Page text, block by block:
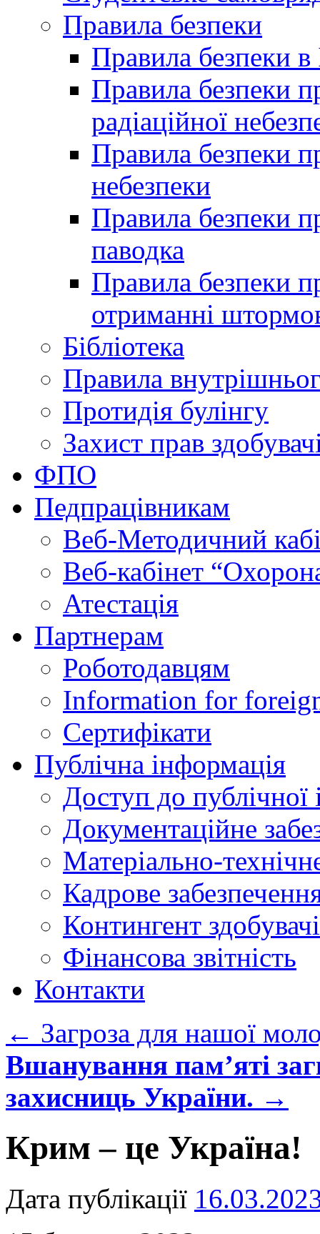
Правила безпеки
Правила безпеки в
Правила безпеки
радіаційної
Правила безпеки
небезпеки
Правила безпеки
паводка
Правила безпеки
отриманні
Бібліотека
Правила
Протидія булінгу
Захист прав
ФПО
Педпрацівникам
Веб-Методичний
Веб-кабінет
Атестація
Партнерам
Роботодавцям
Information for
Сертифікати
Публічна інформація
Доступ до публічної
Документаційне
Матеріально-
Кадрове
Контингент
Фінансова звітність
Контакти
← Загроза для нашої
Вшанування пам’яті
захисниць України. →
Крим – це Україна!
Дата публікації